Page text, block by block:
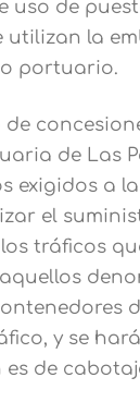
uso de
utilizan la
portuario.
de Las
exigidos a
el
tráficos
y se
de